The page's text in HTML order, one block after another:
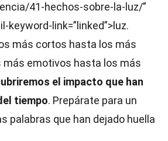
41-hechos-sobre-la-luz/”
keyword-link=”linked”>luz.
más cortos hasta los más
más emotivos hasta los más
el impacto que han
tiempo. Prepárate para un
palabras que han dejado huella